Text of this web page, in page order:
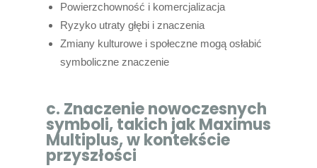
Powierzchowność i komercjalizacja
Ryzyko utraty głębi i znaczenia
Zmiany kulturowe i społeczne mogą osłabić
symboliczne znaczenie
c. Znaczenie nowoczesnych
symboli, takich jak Maximus
Multiplus, w kontekście
przyszłości